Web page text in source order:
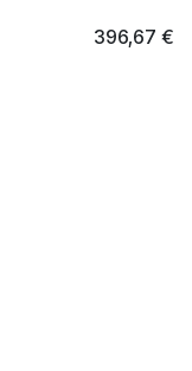
396,67 €